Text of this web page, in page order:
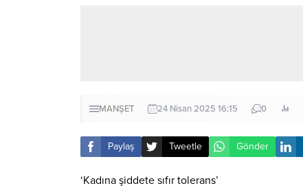
MANŞET 24 Nisan 2025 16:15 0
Paylaş Tweetle Gönder
‘Kadına şiddete sıfır tolerans’